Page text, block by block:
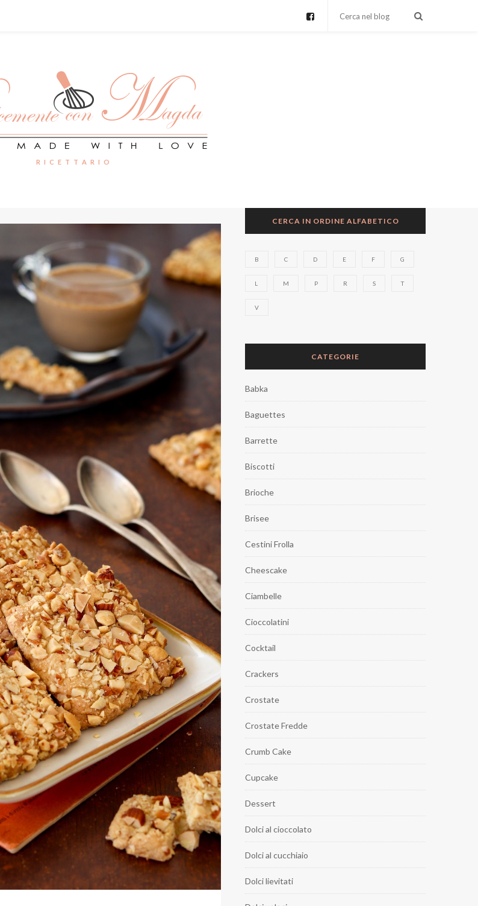
R I C E T T A R I O
CERCA IN ORDINE ALFABETICO
B C D E F G
L M P R S T
V
CATEGORIE
Babka
Baguettes
Barrette
Biscotti
Brioche
Brisee
Cestini Frolla
Cheescake
Ciambelle
Cioccolatini
Cocktail
Crackers
Crostate
Crostate Fredde
Crumb Cake
Cupcake
Dessert
Dolci al cioccolato
Dolci al cucchiaio
Dolci lievitati